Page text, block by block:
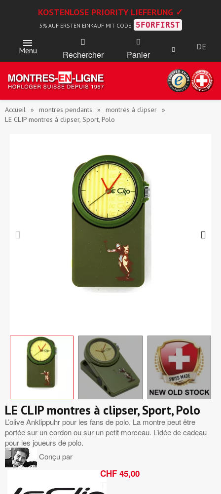
KOSTENLOSE PRIORITY LIEFERUNG ✓
5% AUF ERSTEN EINKAUF MIT CODE 5FORFIRST
Menu Rechercher Panier
DE
Accueil montres pendants
montres à clipser
LE CLIP montres à clipser, Sport, Polo
LE CLIP montres à clipser, Sport, Polo
L’olive Anklippuhr pour les fans de polo. La montre peut être
portée sur un cordon ou sur un petit morceau. L’idée de cadeau
pour les joueurs de polo.
Conçu par
CHF 45,00